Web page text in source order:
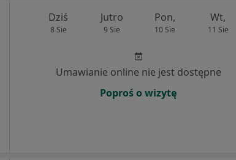
Dziś
8 Sie
Jutro
9 Sie
Pon,
10 Sie
Wt,
11 Sie
Umawianie online nie jest dostępne
Poproś o wizytę